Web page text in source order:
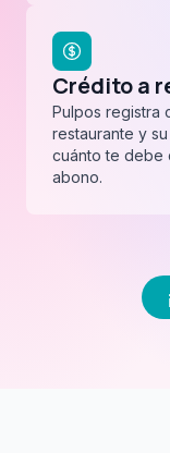
Crédito a
Pulpos registra
restaurante y
cuánto te debe
abono.